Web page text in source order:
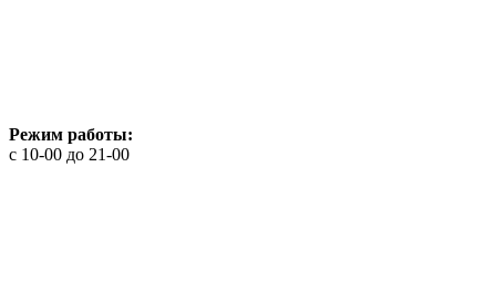
Режим работы:
с 10-00 до 21-00